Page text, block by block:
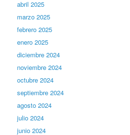
abril 2025
marzo 2025
febrero 2025
enero 2025
diciembre 2024
noviembre 2024
octubre 2024
septiembre 2024
agosto 2024
julio 2024
junio 2024